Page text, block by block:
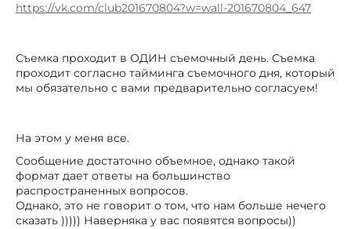
https://vk.com/club201670804?w=wall-201670804_647
Съемка проходит в ОДИН съемочный день. Съемка
проходит согласно тайминга съемочного дня, который
мы обязательно с вами предварительно согласуем!
На этом у меня все.
Сообщение достаточно объемное, однако такой
формат дает ответы на большинство
распространенных вопросов.
Однако, это не говорит о том, что нам больше нечего
сказать ))))) Наверняка у вас появятся вопросы))